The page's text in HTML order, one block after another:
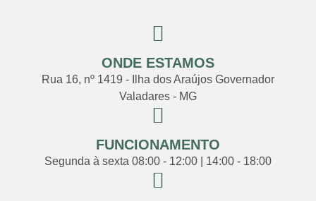
ONDE ESTAMOS
Rua 16, nº 1419 - Ilha dos Araújos Governador
Valadares - MG
FUNCIONAMENTO
Segunda à sexta 08:00 - 12:00 | 14:00 - 18:00